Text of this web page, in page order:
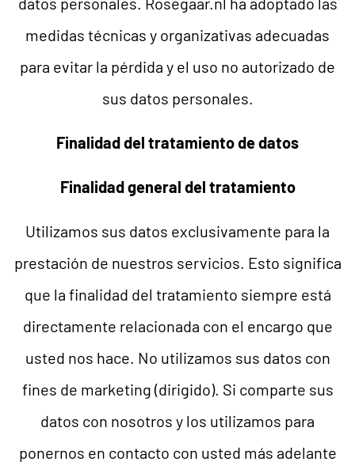
medidas técnicas y organizativas adecuadas
para evitar la pérdida y el uso no autorizado de
sus datos personales.
Finalidad del tratamiento de datos
Finalidad general del tratamiento
Utilizamos sus datos exclusivamente para la
prestación de nuestros servicios. Esto significa
que la finalidad del tratamiento siempre está
directamente relacionada con el encargo que
usted nos hace. No utilizamos sus datos con
fines de marketing (dirigido). Si comparte sus
datos con nosotros y los utilizamos para
ponernos en contacto con usted más adelante